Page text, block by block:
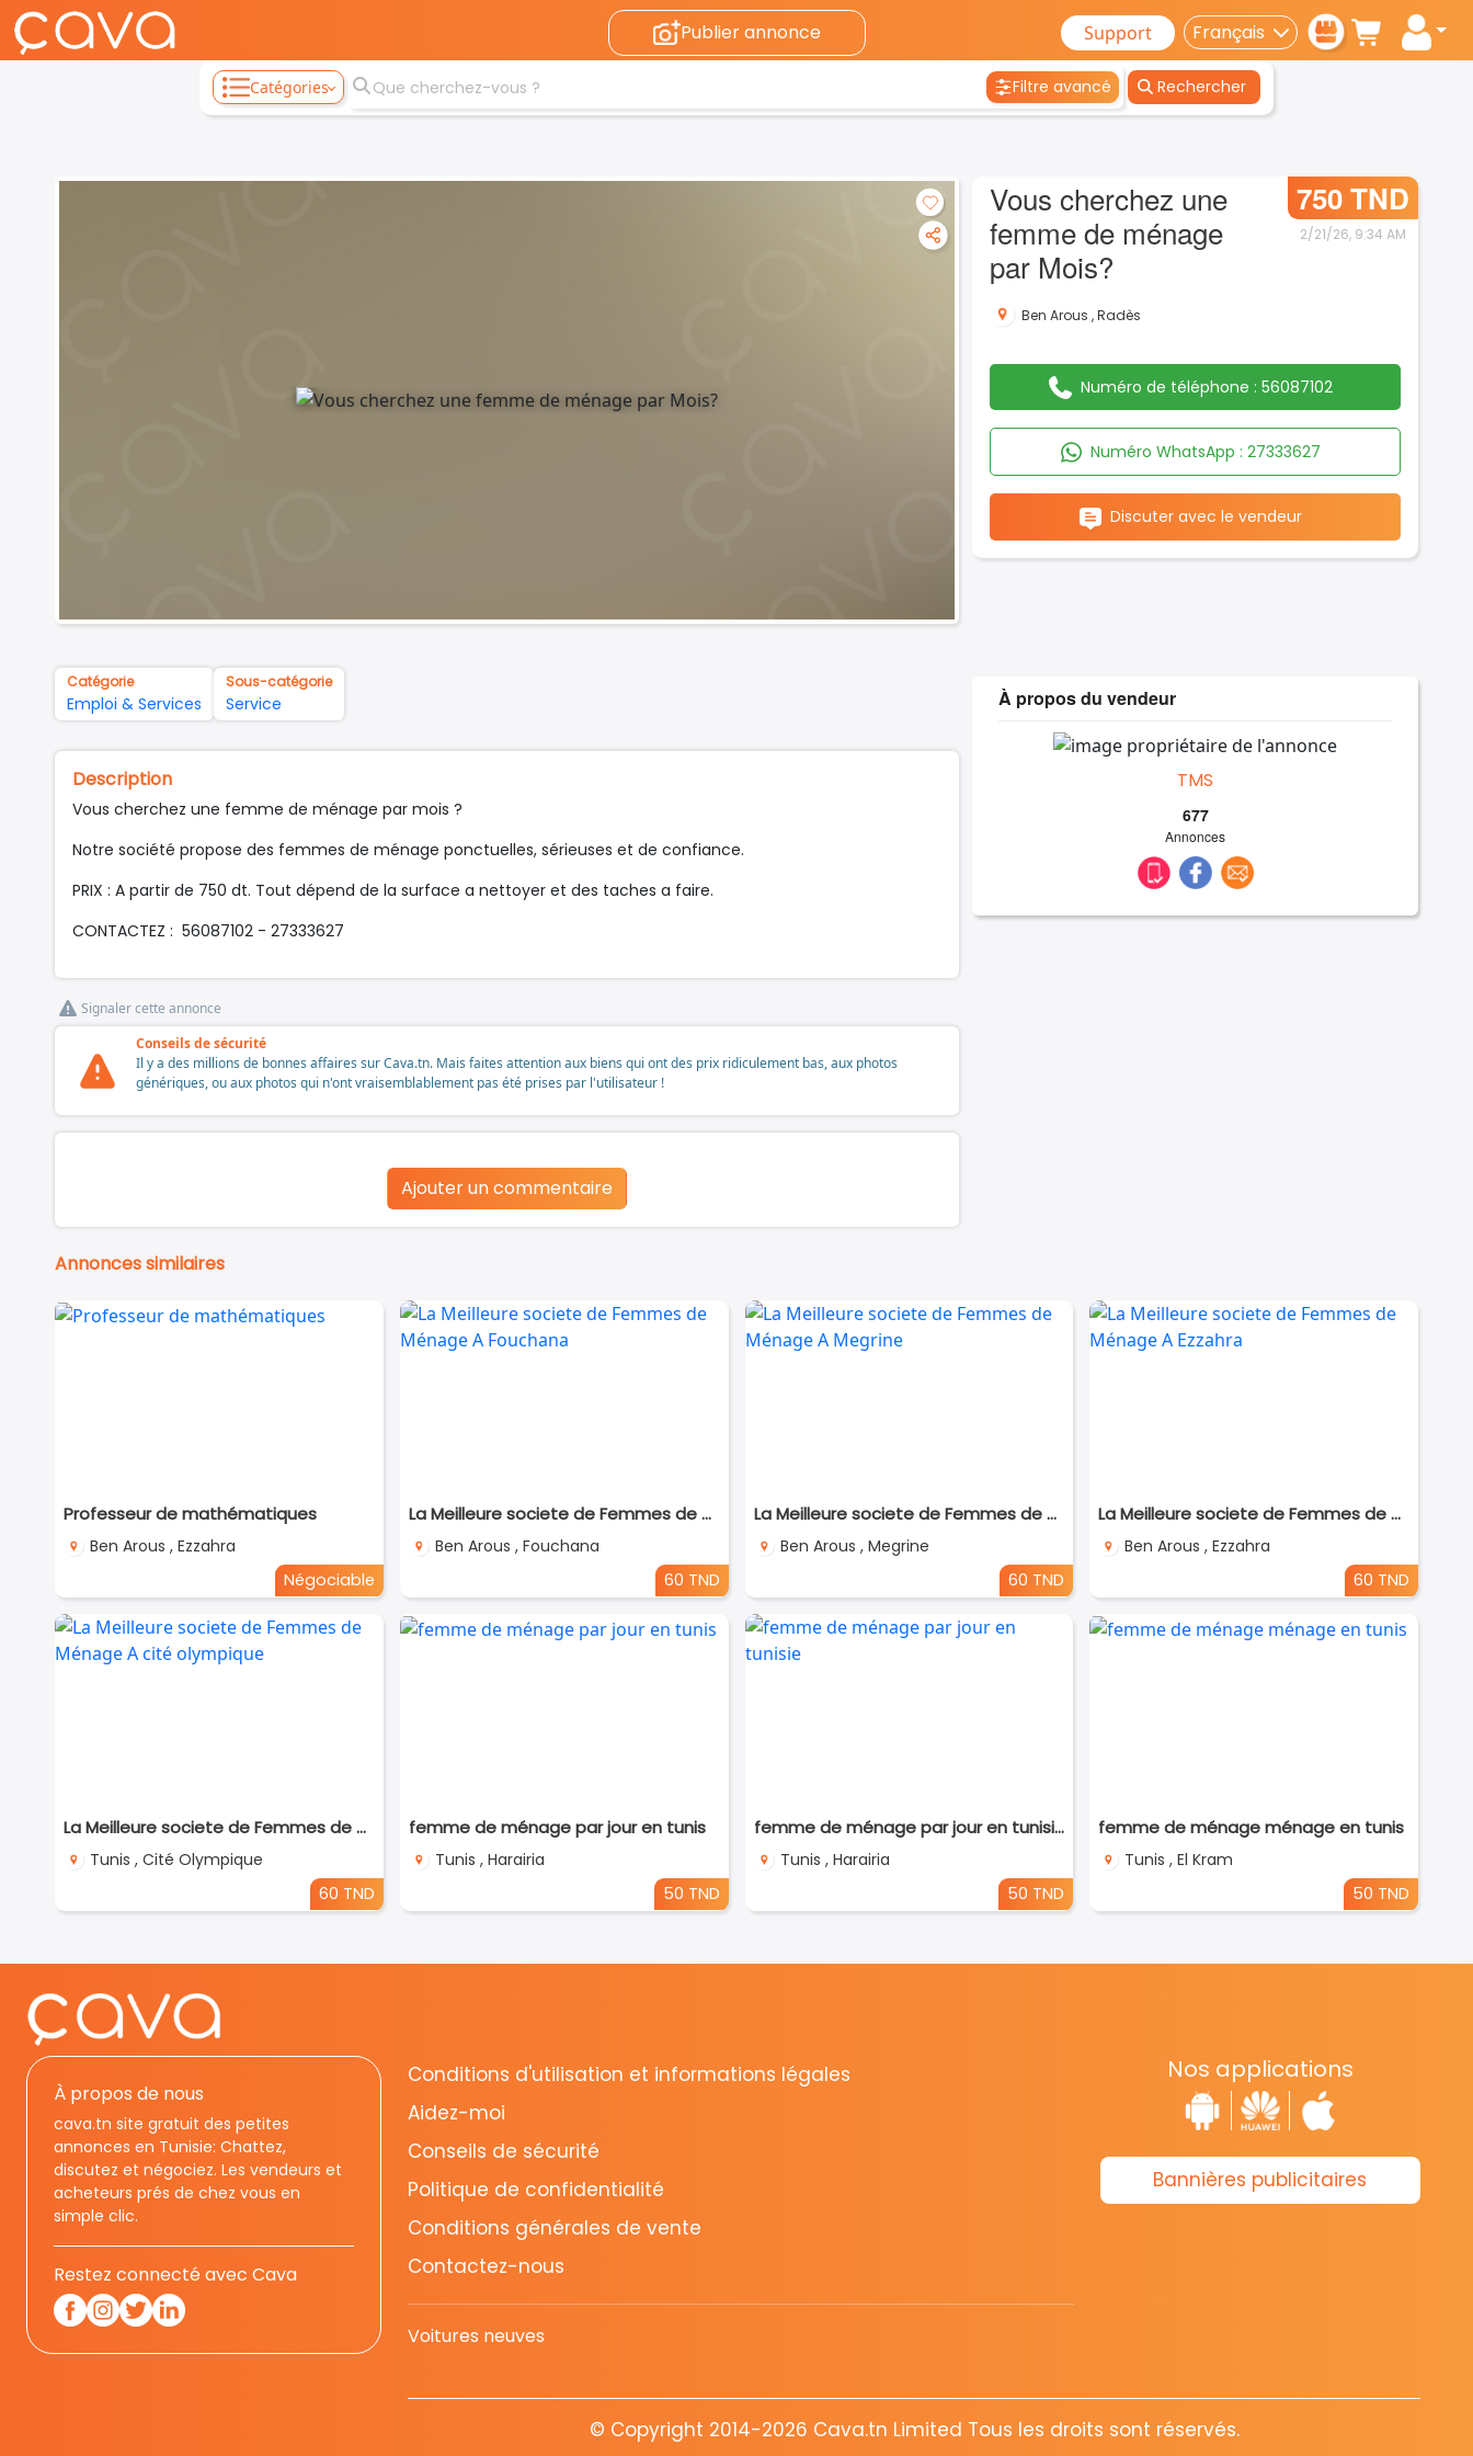
Publier annonce Support
Catégories Filtre avancé Rechercher
Vous cherchez une
femme de ménage
par Mois?
750 TND
2/21/26, 9:34 AM
Ben Arous ,Radès
Numéro de téléphone :56087102
Numéro WhatsApp : 27333627
Discuter avec le vendeur
Catégorie
Emploi & Services
Sous-catégorie
Service
Description
Vous cherchez une femme de ménage par mois ?
Notre société propose des femmes de ménage ponctuelles, sérieuses et de confiance.
PRIX : A partir de 750 dt. Tout dépend de la surface a nettoyer et des taches a faire.
CONTACTEZ : 56087102 - 27333627
Signaler cette annonce
Conseils de sécurité
Il y a des millions de bonnes affaires sur Cava.tn. Mais faites attention aux biens qui ont des prix ridiculement bas, aux photos
génériques, ou aux photos qui n'ont vraisemblablement pas été prises par l'utilisateur !
Ajouter un commentaire
À propos du vendeur
TMS
677
Annonces
Annonces similaires
Professeur de mathématiques
Ben Arous , Ezzahra
Négociable
La Meilleure societe de Femmes de Ménage A Fouchana
Ben Arous , Fouchana
60 TND
La Meilleure societe de Femmes de Ménage A Megrine
Ben Arous , Megrine
60 TND
La Meilleure societe de Femmes de Ménage A Ezzahra
Ben Arous , Ezzahra
60 TND
La Meilleure societe de Femmes de Ménage A cité olympique
Tunis , Cité Olympique
60 TND
femme de ménage par jour en tunis
Tunis , Harairia
50 TND
femme de ménage par jour en tunisie
Tunis , Harairia
50 TND
femme de ménage ménage en tunis
Tunis , El Kram
50 TND
À propos de nous
cava.tn site gratuit des petites
annonces en Tunisie: Chattez,
discutez et négociez. Les vendeurs et
acheteurs prés de chez vous en
simple clic.
Restez connecté avec Cava
Conditions d'utilisation et informations légales
Aidez-moi
Conseils de sécurité
Politique de confidentialité
Conditions générales de vente
Contactez-nous
Voitures neuves
Nos applications
Bannières publicitaires
© Copyright 2014-2026 Cava.tn Limited Tous les droits sont réservés.